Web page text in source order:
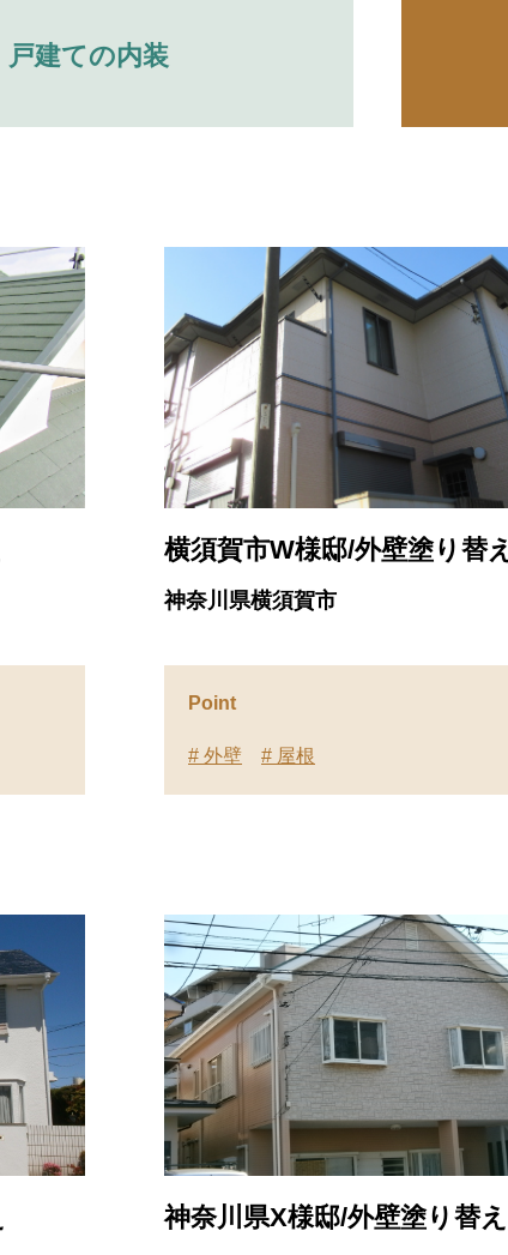
戸建ての内装
横須賀市W様邸/外壁塗り替え
神奈川県横須賀市
Point
# 外壁 # 屋根
神奈川県X様邸/外壁塗り替え